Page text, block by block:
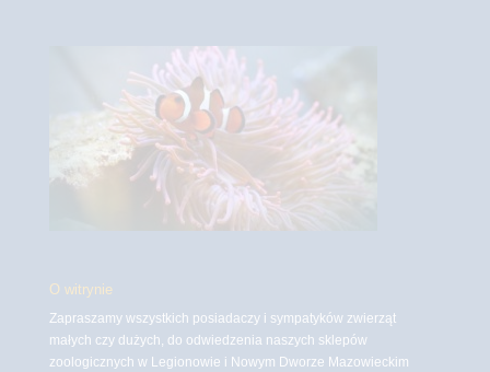
O witrynie
Zapraszamy wszystkich posiadaczy i sympatyków zwierząt
małych czy dużych, do odwiedzenia naszych sklepów
zoologicznych w Legionowie i Nowym Dworze Mazowieckim